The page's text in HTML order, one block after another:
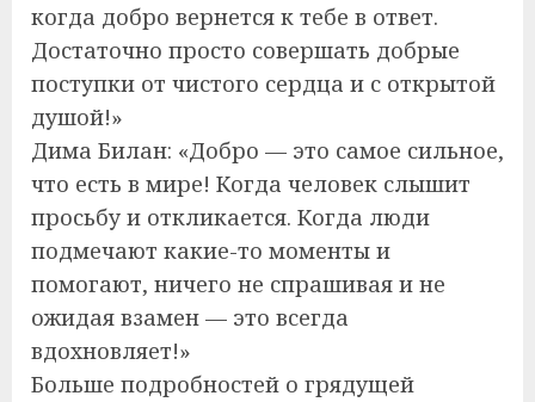
когда добро вернется к тебе в ответ.
Достаточно просто совершать добрые
поступки от чистого сердца и с открытой
душой!»
Дима Билан: «Добро — это самое сильное,
что есть в мире! Когда человек слышит
просьбу и откликается. Когда люди
подмечают какие-то моменты и
помогают, ничего не спрашивая и не
ожидая взамен — это всегда
вдохновляет!»
Больше подробностей о грядущей